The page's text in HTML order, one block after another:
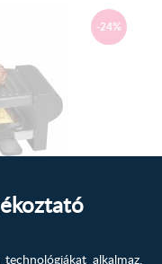
-24%
alkalmaz,